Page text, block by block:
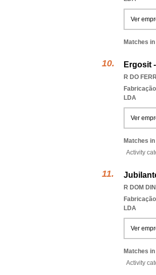
Ver
Matches
Ergosit
R DO
LDA
Ver
Matches
Activity
R DOM
LDA
Ver
Matches
Activity